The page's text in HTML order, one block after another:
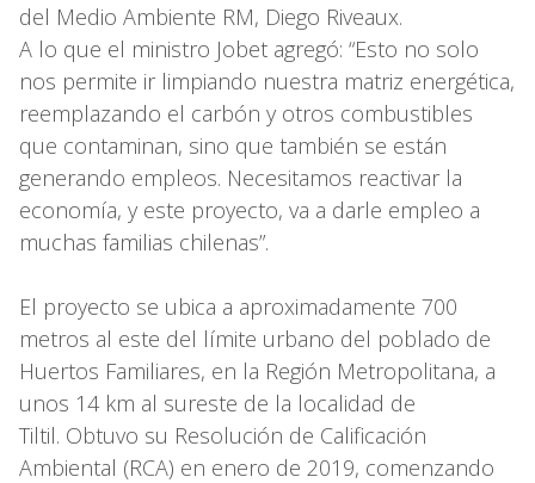
del Medio Ambiente RM, Diego Riveaux.
A lo que el ministro Jobet agregó: “Esto no solo
nos permite ir limpiando nuestra matriz energética,
reemplazando el carbón y otros combustibles
que contaminan, sino que también se están
generando empleos. Necesitamos reactivar la
economía, y este proyecto, va a darle empleo a
muchas familias chilenas”.
El proyecto se ubica a aproximadamente 700
metros al este del límite urbano del poblado de
Huertos Familiares, en la Región Metropolitana, a
unos 14 km al sureste de la localidad de
Tiltil. Obtuvo su Resolución de Calificación
Ambiental (RCA) en enero de 2019, comenzando